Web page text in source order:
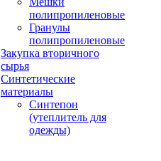
полипропиленовые
Гранулы
полипропиленовые
Закупка вторичного
сырья
Синтетические
материалы
Синтепон
(утеплитель для
одежды)